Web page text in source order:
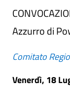
Azzurro di
Comitato
Venerdì, 18